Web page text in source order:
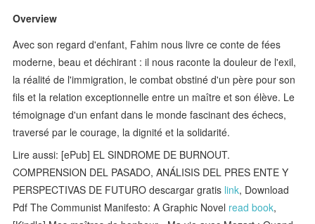
Overview
Avec son regard d'enfant, Fahim nous livre ce conte de fées
moderne, beau et déchirant : il nous raconte la douleur de l'exil,
la réalité de l'immigration, le combat obstiné d'un père pour son
fils et la relation exceptionnelle entre un maître et son élève. Le
témoignage d'un enfant dans le monde fascinant des échecs,
traversé par le courage, la dignité et la solidarité.
Lire aussi: [ePub] EL SINDROME DE BURNOUT.
COMPRENSION DEL PASADO, ANÁLISIS DEL PRES ENTE Y
PERSPECTIVAS DE FUTURO descargar gratis link, Download
Pdf The Communist Manifesto: A Graphic Novel read book,